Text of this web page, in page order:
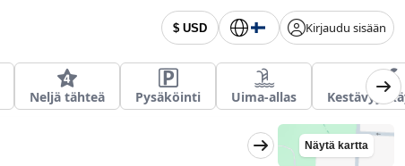
$ USD Kirjaudu sisään
Neljä tähteä Pysäköinti Uima-allas
Näytä kartta